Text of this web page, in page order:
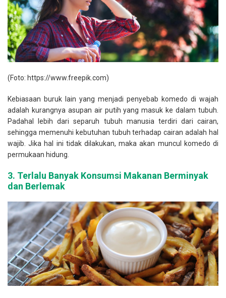
(Foto: https://www.freepik.com)
Kebiasaan buruk lain yang menjadi penyebab komedo di wajah
adalah kurangnya asupan air putih yang masuk ke dalam tubuh.
Padahal lebih dari separuh tubuh manusia terdiri dari cairan,
sehingga memenuhi kebutuhan tubuh terhadap cairan adalah hal
wajib. Jika hal ini tidak dilakukan, maka akan muncul komedo di
permukaan hidung.
3. Terlalu Banyak Konsumsi Makanan Berminyak
dan Berlemak